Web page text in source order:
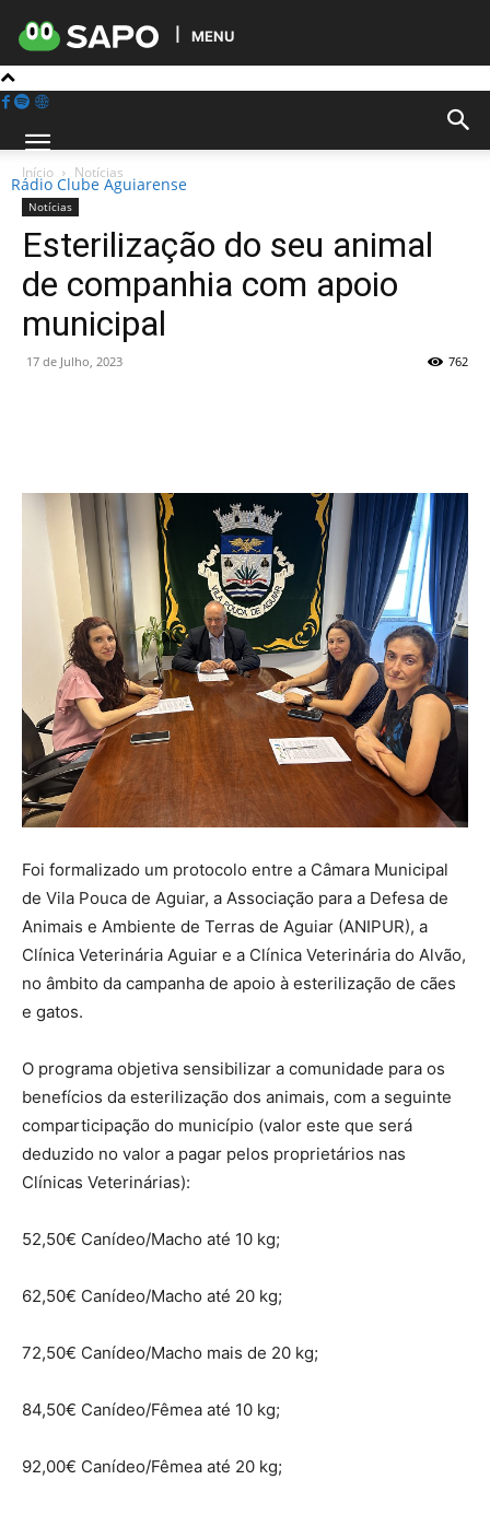
MENU
Rádio Clube Aguiarense
Início Notícias
Notícias
Esterilização do seu animal
de companhia com apoio
municipal
17 de Julho, 2023 762
Foi formalizado um protocolo entre a Câmara Municipal
de Vila Pouca de Aguiar, a Associação para a Defesa de
Animais e Ambiente de Terras de Aguiar (ANIPUR), a
Clínica Veterinária Aguiar e a Clínica Veterinária do Alvão,
no âmbito da campanha de apoio à esterilização de cães
e gatos.
O programa objetiva sensibilizar a comunidade para os
benefícios da esterilização dos animais, com a seguinte
comparticipação do município (valor este que será
deduzido no valor a pagar pelos proprietários nas
Clínicas Veterinárias):
52,50€ Canídeo/Macho até 10 kg;
62,50€ Canídeo/Macho até 20 kg;
72,50€ Canídeo/Macho mais de 20 kg;
84,50€ Canídeo/Fêmea até 10 kg;
92,00€ Canídeo/Fêmea até 20 kg;